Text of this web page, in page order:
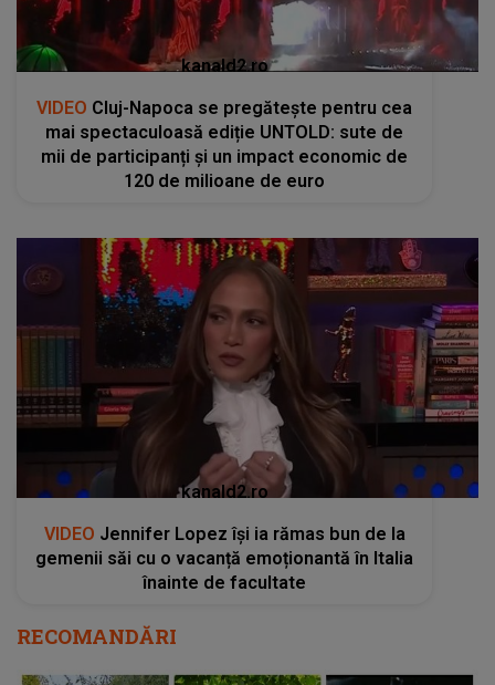
kanald2.ro
VIDEO Cluj-Napoca se pregătește pentru cea
mai spectaculoasă ediție UNTOLD: sute de
mii de participanți și un impact economic de
120 de milioane de euro
kanald2.ro
VIDEO Jennifer Lopez își ia rămas bun de la
gemenii săi cu o vacanță emoționantă în Italia
înainte de facultate
RECOMANDĂRI